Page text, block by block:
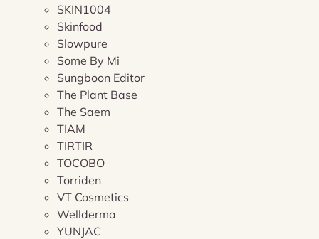
SKIN1004
Skinfood
Slowpure
Some By Mi
Sungboon Editor
The Plant Base
The Saem
TIAM
TIRTIR
TOCOBO
Torriden
VT Cosmetics
Wellderma
YUNJAC